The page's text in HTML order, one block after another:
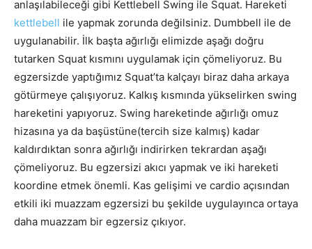
anlaşılabileceği gibi Kettlebell Swing ile Squat. Hareketi
kettlebell ile yapmak zorunda değilsiniz. Dumbbell ile de
uygulanabilir. İlk başta ağırlığı elimizde aşağı doğru
tutarken Squat kısmını uygulamak için çömeliyoruz. Bu
egzersizde yaptığımız Squat’ta kalçayı biraz daha arkaya
götürmeye çalışıyoruz. Kalkış kısmında yükselirken swing
hareketini yapıyoruz. Swing hareketinde ağırlığı omuz
hizasına ya da başüstüne(tercih size kalmış) kadar
kaldırdıktan sonra ağırlığı indirirken tekrardan aşağı
çömeliyoruz. Bu egzersizi akıcı yapmak ve iki hareketi
koordine etmek önemli. Kas gelişimi ve cardio açısından
etkili iki muazzam egzersizi bu şekilde uygulayınca ortaya
daha muazzam bir egzersiz çıkıyor.